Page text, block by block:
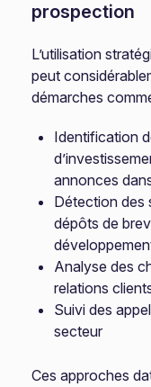
prospection
L’utilisation
peut
démarches
Identification
annonces
Détection des
dépôts de
Analyse des
relations
Suivi des
secteur
Ces approches